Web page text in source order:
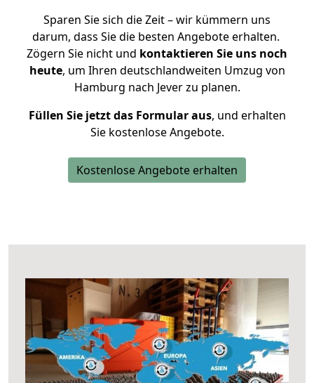
Sparen Sie sich die Zeit – wir kümmern uns
darum, dass Sie die besten Angebote erhalten.
Zögern Sie nicht und kontaktieren Sie uns noch
heute, um Ihren deutschlandweiten Umzug von
Hamburg nach Jever zu planen.
Füllen Sie jetzt das Formular aus, und erhalten
Sie kostenlose Angebote.
Kostenlose Angebote erhalten